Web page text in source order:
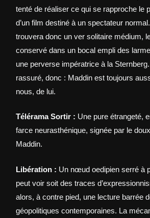
tenté de réaliser ce qui se rapproche le
d’un film destiné à un spectateur
trouvera donc un ver solitaire médium,
conservé dans un bocal empli des
une perverse impératrice à la
rassuré, donc : Maddin est toujours
nous, de lui.
Télérama Sortir : Une pure étrangeté,
farce neurasthénique, signée par le
Maddin.
Libération : Un nœud oedipien serré à
peut voir soit des traces
alors, à contre pied, une lecture barrée
géopolitiques contemporaines. La